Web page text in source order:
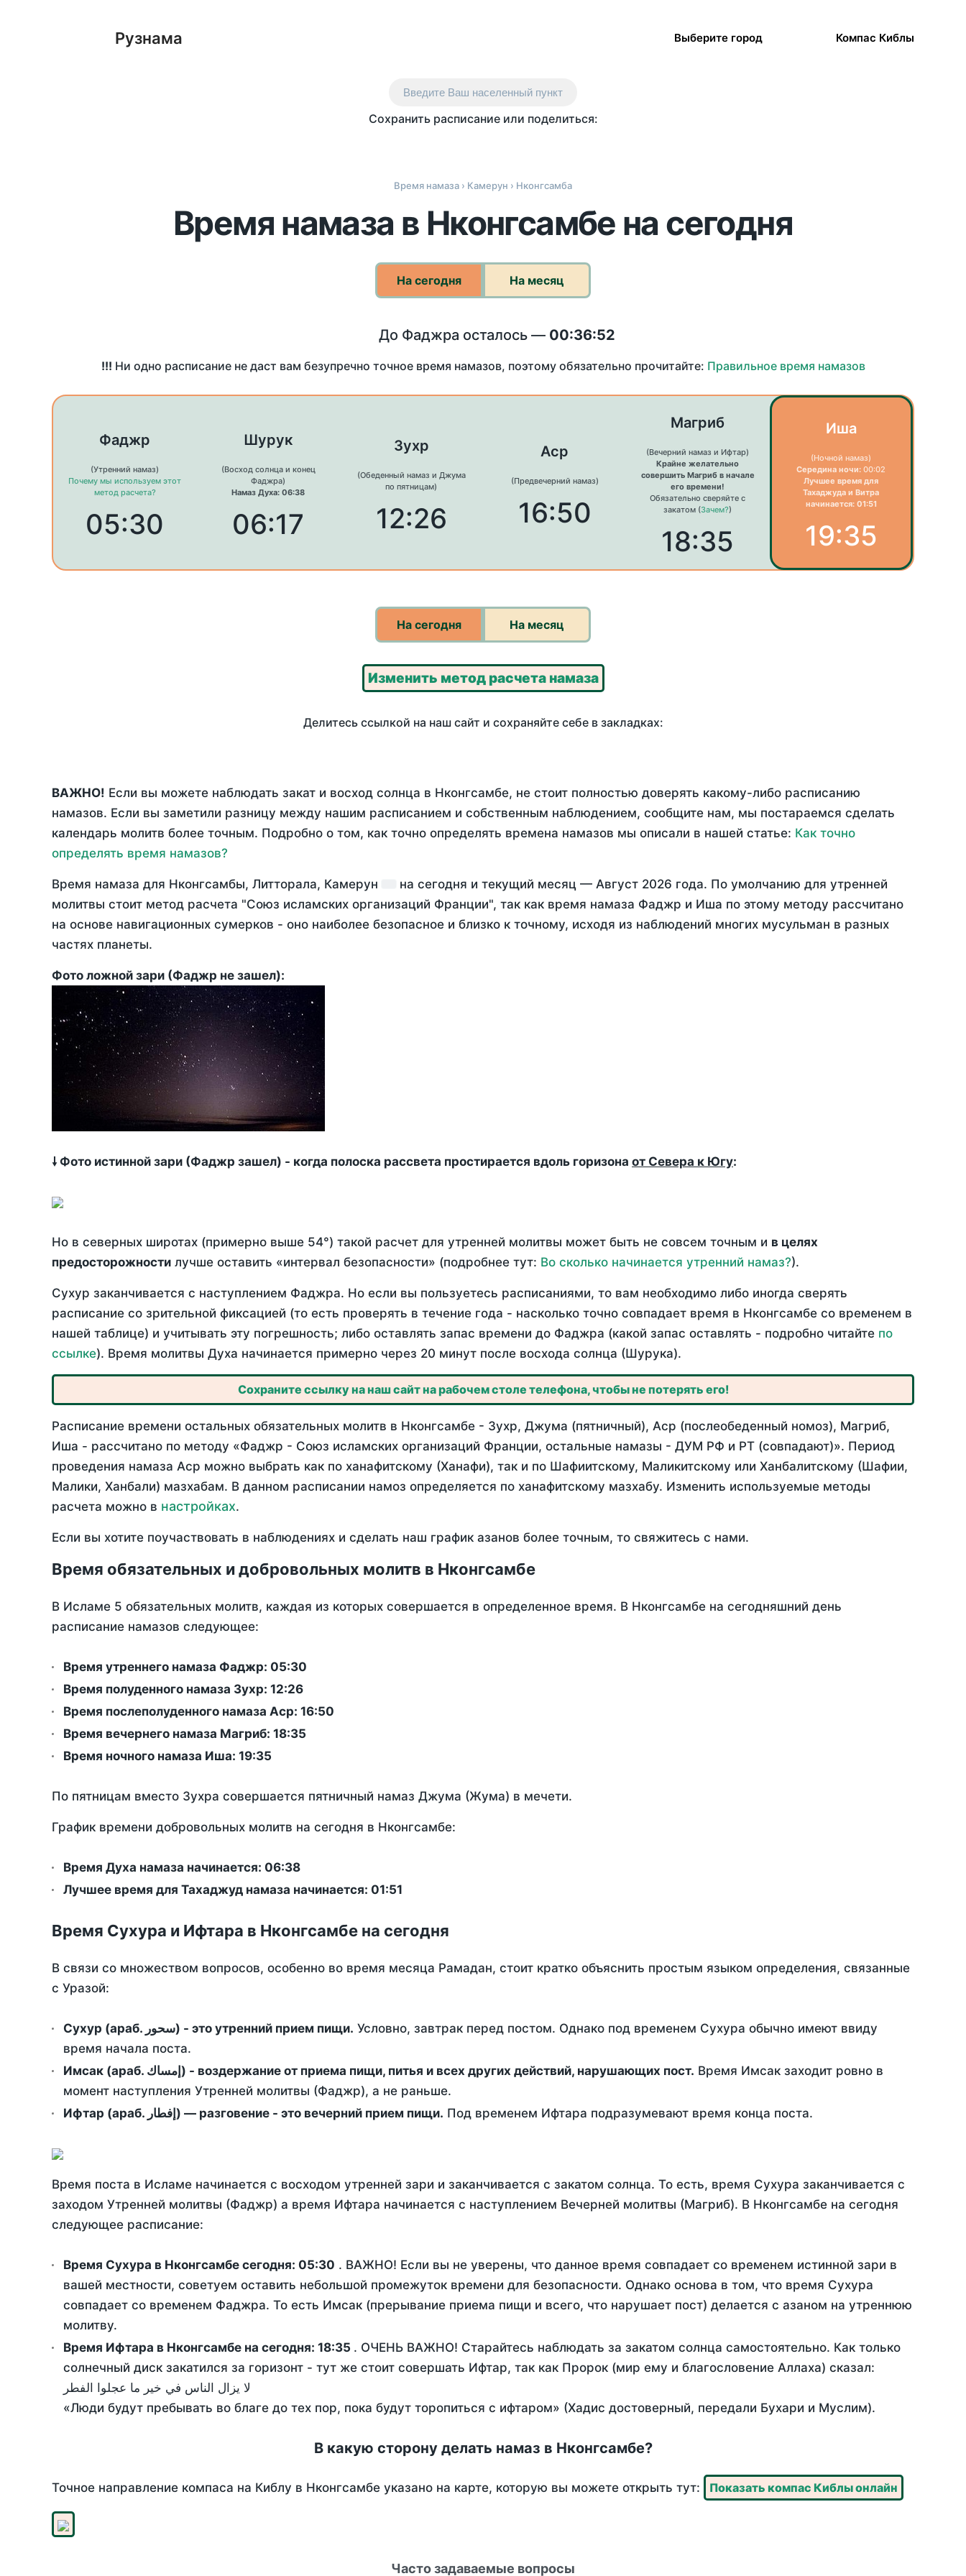
Рузнама Выберите город Компас Киблы
Введите Ваш населенный пункт
Сохранить расписание или поделиться:
Время намаза › Камерун › Нконгсамба
Время намаза в Нконгсамбе на сегодня
На сегодня На месяц
До Фаджра осталось — 00:36:52
!!! Ни одно расписание не даст вам безупречно точное время намазов, поэтому обязательно прочитайте: Правильное время намазов
Фаджр
(Утренний намаз)
Почему мы используем этот
метод расчета?
05:30
Шурук
(Восход солнца и конец
Фаджра)
Намаз Духа: 06:38
06:17
Зухр
(Обеденный намаз и Джума
по пятницам)
12:26
Аср
(Предвечерний намаз)
16:50
Магриб
(Вечерний намаз и Ифтар)
Крайне желательно
совершить Магриб в начале
его времени!
Обязательно сверяйте с
закатом (Зачем?)
18:35
Иша
(Ночной намаз)
Середина ночи: 00:02
Лучшее время для
Тахаджуда и Витра
начинается: 01:51
19:35
На сегодня На месяц
Изменить метод расчета намаза
Делитесь ссылкой на наш сайт и сохраняйте себе в закладках:
ВАЖНО! Если вы можете наблюдать закат и восход солнца в Нконгсамбе, не стоит полностью доверять какому-либо расписанию
намазов. Если вы заметили разницу между нашим расписанием и собственным наблюдением, сообщите нам, мы постараемся сделать
календарь молитв более точным. Подробно о том, как точно определять времена намазов мы описали в нашей статье: Как точно
определять время намазов?
Время намаза для Нконгсамбы, Литторала, Камерун на сегодня и текущий месяц — Август 2026 года. По умолчанию для утренней
молитвы стоит метод расчета "Союз исламских организаций Франции", так как время намаза Фаджр и Иша по этому методу рассчитано
на основе навигационных сумерков - оно наиболее безопасное и близко к точному, исходя из наблюдений многих мусульман в разных
частях планеты.
Фото ложной зари (Фаджр не зашел):
🠗 Фото истинной зари (Фаджр зашел) - когда полоска рассвета простирается вдоль горизона от Севера к Югу:
Но в северных широтах (примерно выше 54°) такой расчет для утренней молитвы может быть не совсем точным и в целях
предосторожности лучше оставить «интервал безопасности» (подробнее тут: Во сколько начинается утренний намаз?).
Сухур заканчивается с наступлением Фаджра. Но если вы пользуетесь расписаниями, то вам необходимо либо иногда сверять
расписание со зрительной фиксацией (то есть проверять в течение года - насколько точно совпадает время в Нконгсамбе со временем в
нашей таблице) и учитывать эту погрешность; либо оставлять запас времени до Фаджра (какой запас оставлять - подробно читайте по
ссылке). Время молитвы Духа начинается примерно через 20 минут после восхода солнца (Шурука).
Сохраните ссылку на наш сайт на рабочем столе телефона, чтобы не потерять его!
Расписание времени остальных обязательных молитв в Нконгсамбе - Зухр, Джума (пятничный), Аср (послеобеденный номоз), Магриб,
Иша - рассчитано по методу «Фаджр - Союз исламских организаций Франции, остальные намазы - ДУМ РФ и РТ (совпадают)». Период
проведения намаза Аср можно выбрать как по ханафитскому (Ханафи), так и по Шафиитскому, Маликитскому или Ханбалитскому (Шафии,
Малики, Ханбали) мазхабам. В данном расписании намоз определяется по ханафитскому мазхабу. Изменить используемые методы
расчета можно в настройках.
Если вы хотите поучаствовать в наблюдениях и сделать наш график азанов более точным, то свяжитесь с нами.
Время обязательных и добровольных молитв в Нконгсамбе
В Исламе 5 обязательных молитв, каждая из которых совершается в определенное время. В Нконгсамбе на сегодняшний день
расписание намазов следующее:
Время утреннего намаза Фаджр: 05:30
Время полуденного намаза Зухр: 12:26
Время послеполуденного намаза Аср: 16:50
Время вечернего намаза Магриб: 18:35
Время ночного намаза Иша: 19:35
По пятницам вместо Зухра совершается пятничный намаз Джума (Жума) в мечети.
График времени добровольных молитв на сегодня в Нконгсамбе:
Время Духа намаза начинается: 06:38
Лучшее время для Тахаджуд намаза начинается: 01:51
Время Сухура и Ифтара в Нконгсамбе на сегодня
В связи со множеством вопросов, особенно во время месяца Рамадан, стоит кратко объяснить простым языком определения, связанные
с Уразой:
Сухур (араб. سحور) - это утренний прием пищи. Условно, завтрак перед постом. Однако под временем Сухура обычно имеют ввиду
время начала поста.
Имсак (араб. إمساك) - воздержание от приема пищи, питья и всех других действий, нарушающих пост. Время Имсак заходит ровно в
момент наступления Утренней молитвы (Фаджр), а не раньше.
Ифтар (араб. إفطار) — разговение - это вечерний прием пищи. Под временем Ифтара подразумевают время конца поста.
Время поста в Исламе начинается с восходом утренней зари и заканчивается с закатом солнца. То есть, время Сухура заканчивается с
заходом Утренней молитвы (Фаджр) а время Ифтара начинается с наступлением Вечерней молитвы (Магриб). В Нконгсамбе на сегодня
следующее расписание:
Время Сухура в Нконгсамбе сегодня: 05:30 . ВАЖНО! Если вы не уверены, что данное время совпадает со временем истинной зари в
вашей местности, советуем оставить небольшой промежуток времени для безопасности. Однако основа в том, что время Сухура
совпадает со временем Фаджра. То есть Имсак (прерывание приема пищи и всего, что нарушает пост) делается с азаном на утреннюю
молитву.
Время Ифтара в Нконгсамбе на сегодня: 18:35 . ОЧЕНЬ ВАЖНО! Старайтесь наблюдать за закатом солнца самостоятельно. Как только
солнечный диск закатился за горизонт - тут же стоит совершать Ифтар, так как Пророк (мир ему и благословение Аллаха) сказал:
لا يزال الناس في خير ما عجلوا الفطر
«Люди будут пребывать во благе до тех пор, пока будут торопиться с ифтаром» (Хадис достоверный, передали Бухари и Муслим).
В какую сторону делать намаз в Нконгсамбе?
Точное направление компаса на Киблу в Нконгсамбе указано на карте, которую вы можете открыть тут: Показать компас Киблы онлайн
Часто задаваемые вопросы